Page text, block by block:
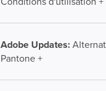
Adobe Updates:
Pantone +